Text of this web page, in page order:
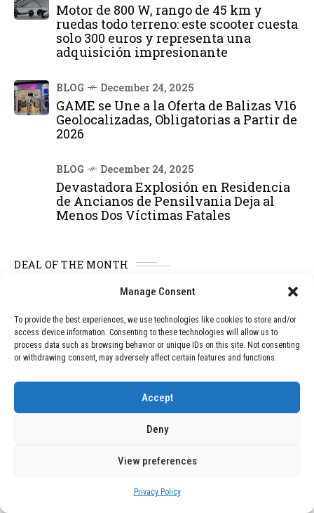
Manage Consent
To provide the best experiences, we use technologies like cookies to store and/or
access device information. Consenting to these technologies will allow us to
process data such as browsing behavior or unique IDs on this site. Not consenting
or withdrawing consent, may adversely affect certain features and functions.
Accept
Deny
View preferences
Privacy Policy
Motor de 800 W, rango de 45 km y
ruedas todo terreno: este scooter cuesta
solo 300 euros y representa una
adquisición impresionante
BLOG December 24, 2025
GAME se Une a la Oferta de Balizas V16
Geolocalizadas, Obligatorias a Partir de
2026
BLOG December 24, 2025
Devastadora Explosión en Residencia
de Ancianos de Pensilvania Deja al
Menos Dos Víctimas Fatales
DEAL OF THE MONTH
December 24, 2025
Vídeo impactante: BYD revela en
grabación cómo añadir 400 km de rango
en apenas 5 minutos de carga
February 9, 2026
Motor de 800 W, rango de 45 km y
ruedas todo terreno: este scooter cuesta
solo 300 euros y representa una